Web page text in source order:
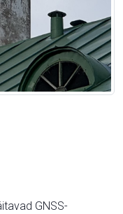
GNSS-